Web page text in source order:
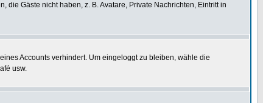
die Gäste nicht haben, z. B. Avatare, Private Nachrichten, Eintritt in
Accounts verhindert. Um eingeloggt zu bleiben, wähle die
usw.